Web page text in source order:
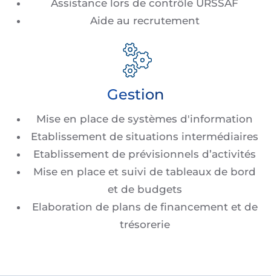
Assistance lors de contrôle URSSAF
Aide au recrutement
Gestion
Mise en place de systèmes d'information
Etablissement de situations intermédiaires
Etablissement de prévisionnels d’activités
Mise en place et suivi de tableaux de bord
et de budgets
Elaboration de plans de financement et de
trésorerie